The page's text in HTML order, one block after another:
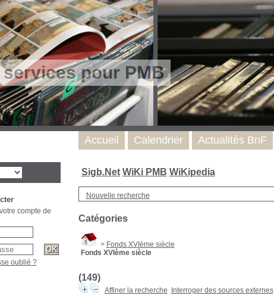
services pour PMB
Sigb.Net WiKi PMB WiKipedia
Nouvelle recherche
Catégories
> Fonds XVIème siècle
Fonds XVIème siècle
(149)
Affiner la recherche Interroger des sources externes
Accueil Calendrier Actualités BnF
compte de
oublié ?